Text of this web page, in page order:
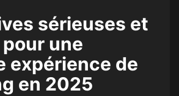
sérieuses et
une
expérience de
en 2025